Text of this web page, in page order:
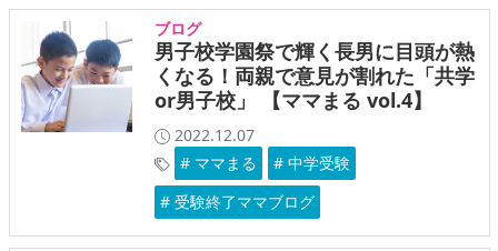
ブログ
男子校学園祭で輝く長男に目頭が熱
くなる！両親で意見が割れた「共学
or男子校」 【ママまる vol.4】
2022.12.07
# ママまる
# 中学受験
# 受験終了ママブログ